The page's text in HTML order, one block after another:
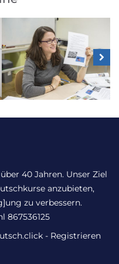
40 Jahren. Unser Ziel
anzubieten,
zu verbessern.
867536125
- Registrieren